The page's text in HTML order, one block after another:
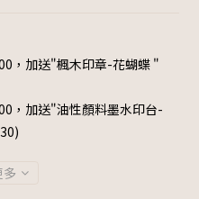
，加送"楓木印章-花蝴蝶 "
，加送"油性顏料墨水印台-
多